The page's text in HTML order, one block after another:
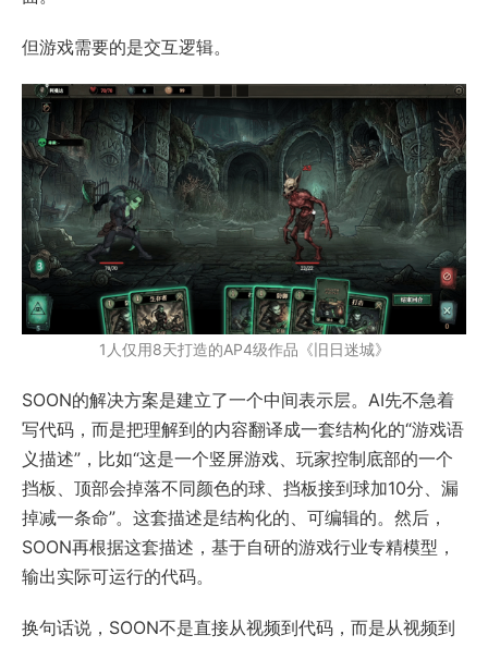
但游戏需要的是交互逻辑。
1人仅用8天打造的AP4级作品《旧日迷城》
SOON的解决方案是建立了一个中间表示层。AI先不急着
写代码，而是把理解到的内容翻译成一套结构化的“游戏语
义描述”，比如“这是一个竖屏游戏、玩家控制底部的一个
挡板、顶部会掉落不同颜色的球、挡板接到球加10分、漏
掉减一条命”。这套描述是结构化的、可编辑的。然后，
SOON再根据这套描述，基于自研的游戏行业专精模型，
输出实际可运行的代码。
换句话说，SOON不是直接从视频到代码，而是从视频到